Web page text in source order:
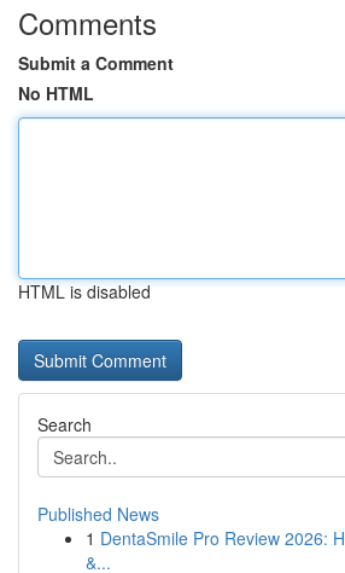
Comments
Submit a Comment
No HTML
HTML is disabled
Search
Published News
1 DentaSmile Pro Review 2026:
&...